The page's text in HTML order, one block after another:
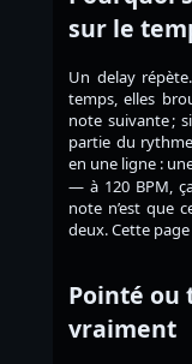
sur le
Un delay
temps, elles
note suivante ;
partie du
en une ligne :
— à 120 BPM,
note n’est que
deux. Cette
Pointé
vraiment